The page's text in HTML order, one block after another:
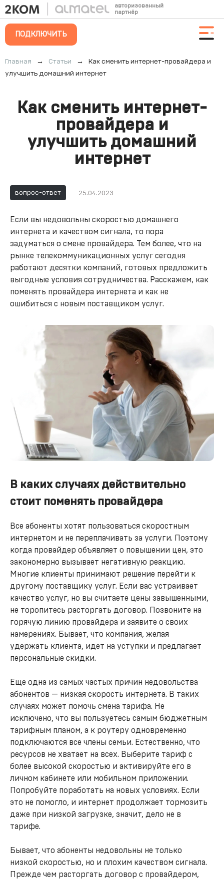
авторизованный
партнёр
ПОДКЛЮЧИТЬ
Главная → Статьи →
Как сменить интернет-провайдера и
улучшить домашний интернет
Как сменить интернет-
провайдера и
улучшить домашний
интернет
вопрос-ответ 25.04.2023
Если вы недовольны скоростью домашнего
интернета и качеством сигнала, то пора
задуматься о смене провайдера. Тем более, что на
рынке телекоммуникационных услуг сегодня
работают десятки компаний, готовых предложить
выгодные условия сотрудничества. Расскажем, как
поменять провайдера интернета и как не
ошибиться с новым поставщиком услуг.
В каких случаях действительно
стоит поменять провайдера
Все абоненты хотят пользоваться скоростным
интернетом и не переплачивать за услуги. Поэтому
когда провайдер объявляет о повышении цен, это
закономерно вызывает негативную реакцию.
Многие клиенты принимают решение перейти к
другому поставщику услуг. Если вас устраивает
качество услуг, но вы считаете цены завышенными,
не торопитесь расторгать договор. Позвоните на
горячую линию провайдера и заявите о своих
намерениях. Бывает, что компания, желая
удержать клиента, идет на уступки и предлагает
персональные скидки.
Еще одна из самых частых причин недовольства
абонентов — низкая скорость интернета. В таких
случаях может помочь смена тарифа. Не
исключено, что вы пользуетесь самым бюджетным
тарифным планом, а к роутеру одновременно
подключаются все члены семьи. Естественно, что
ресурсов не хватает на всех. Выберите тариф с
более высокой скоростью и активируйте его в
личном кабинете или мобильном приложении.
Попробуйте поработать на новых условиях. Если
это не помогло, и интернет продолжает тормозить
даже при низкой загрузке, значит, дело не в
тарифе.
Бывает, что абоненты недовольны не только
низкой скоростью, но и плохим качеством сигнала.
Прежде чем расторгать договор с провайдером,